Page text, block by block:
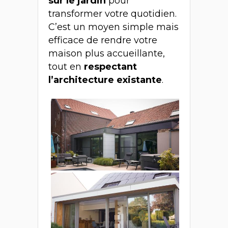
transformer votre quotidien.
C’est un moyen simple mais
efficace de rendre votre
maison plus accueillante,
tout en respectant
l’architecture existante.